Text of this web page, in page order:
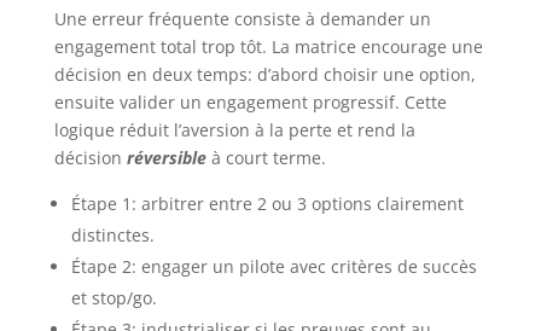
Une erreur fréquente consiste à demander un
engagement total trop tôt. La matrice encourage une
décision en deux temps: d’abord choisir une option,
ensuite valider un engagement progressif. Cette
logique réduit l’aversion à la perte et rend la
décision réversibleà court terme.
Étape 1: arbitrer entre 2 ou 3 options clairement
distinctes.
Étape 2: engager un pilote avec critères de succès
et stop/go.